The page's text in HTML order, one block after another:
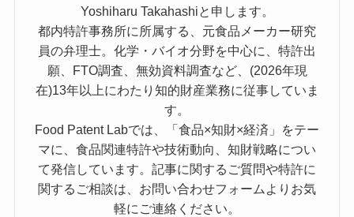
Yoshiharu Takahashiと申します。
都内特許事務所に所属する、元食品メーカー研究
員の弁理士。化学・バイオ分野を中心に、特許出
願、FTO調査、無効資料調査など、(2026年現
在)13年以上にわたり知的財産業務に従事していま
す。
Food Patent Labでは、「食品×知財×経済」をテー
マに、食品関連特許や技術動向、知財戦略につい
て発信しています。記事に関するご質問や特許に
関するご相談は、お問い合わせフォームよりお気
軽にご連絡ください。